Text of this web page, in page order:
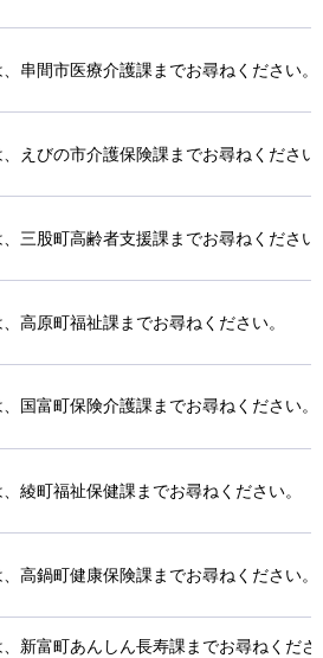
串間市医療介護課までお尋ねください。
えびの市介護保険課までお尋ねください
三股町高齢者支援課までお尋ねください
高原町福祉課までお尋ねください。
国富町保険介護課までお尋ねください。
綾町福祉保健課までお尋ねください。
高鍋町健康保険課までお尋ねください。
新富町あんしん長寿課までお尋ねくださ